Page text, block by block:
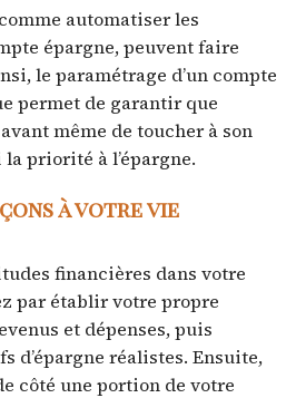
automatiser les
épargne, peuvent faire
le paramétrage d’un compte
permet de garantir que
même de toucher à son
priorité à l’épargne.
à votre vie
financières dans votre
par établir votre propre
et dépenses, puis
d’épargne réalistes. Ensuite,
côté une portion de votre